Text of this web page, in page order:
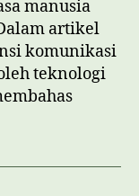
manusia
artikel
komunikasi
teknologi